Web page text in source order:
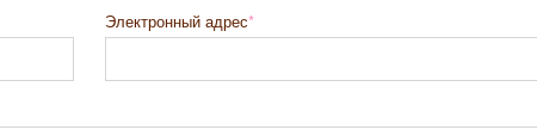
Электронный адрес